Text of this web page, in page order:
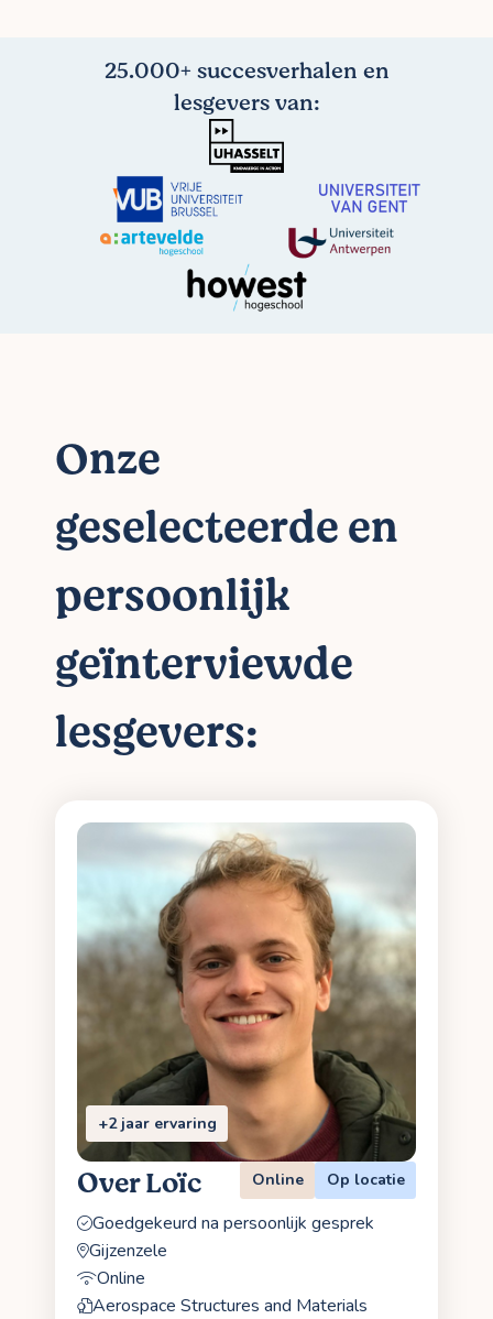
25.000+ succesverhalen en
lesgevers van:
Onze
geselecteerde en
persoonlijk
geïnterviewde
lesgevers:
+2 jaar ervaring
Over Loïc Online Op locatie
Goedgekeurd na persoonlijk gesprek
Gijzenzele
Online
Aerospace Structures and Materials